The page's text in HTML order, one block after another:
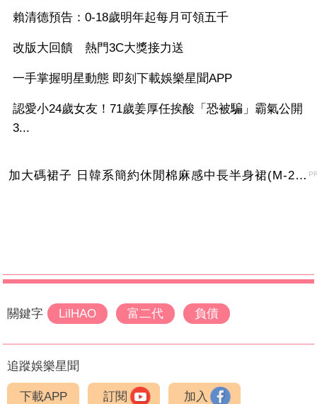
賴清德預告：0-18歲明年起每月可領五千
改版大回饋 熱門3C大獎接力送
一手掌握明星動態 即刻下載娛樂星聞APP
認愛小24歲女友！71歲姜厚任挨酸「恐被騙」霸氣公開
3...
加大碼裙子 日韓系簡約休閒棉麻感中長半身裙(M-2XL)【XMS54038】＊艾美時尚(現+預)
關鍵字 LilHAO 富二代 負債
追蹤娛樂星聞
下載APP 訂閱 加入